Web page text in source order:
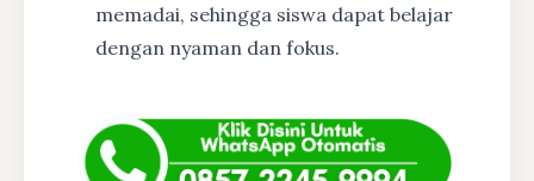
memadai, sehingga siswa dapat belajar
dengan nyaman dan fokus.